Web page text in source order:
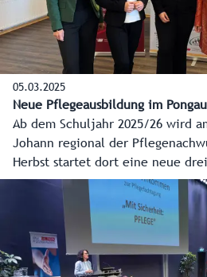
05.03.2025
Neue Pflegeausbildung im Pongau
Ab dem Schuljahr 2025/26 wird
Johann regional der
Herbst startet dort eine neue
Sozialberufe mit
der Kardinal Schwarzenberg
jährlich bis zu 30 junge
Region, für die Region